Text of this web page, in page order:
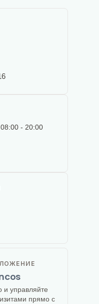
08:00 - 20:00
и управляйте
прямо с